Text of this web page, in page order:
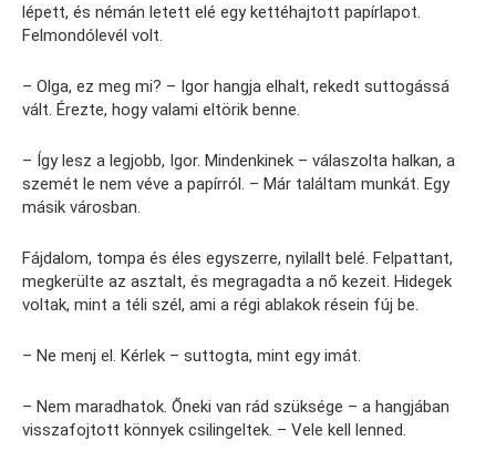
lépett, és némán letett elé egy kettéhajtott papírlapot.
Felmondólevél volt.
– Olga, ez meg mi? – Igor hangja elhalt, rekedt suttogássá
vált. Érezte, hogy valami eltörik benne.
– Így lesz a legjobb, Igor. Mindenkinek – válaszolta halkan, a
szemét le nem véve a papírról. – Már találtam munkát. Egy
másik városban.
Fájdalom, tompa és éles egyszerre, nyilallt belé. Felpattant,
megkerülte az asztalt, és megragadta a nő kezeit. Hidegek
voltak, mint a téli szél, ami a régi ablakok résein fúj be.
– Ne menj el. Kérlek – suttogta, mint egy imát.
– Nem maradhatok. Őneki van rád szüksége – a hangjában
visszafojtott könnyek csilingeltek. – Vele kell lenned.